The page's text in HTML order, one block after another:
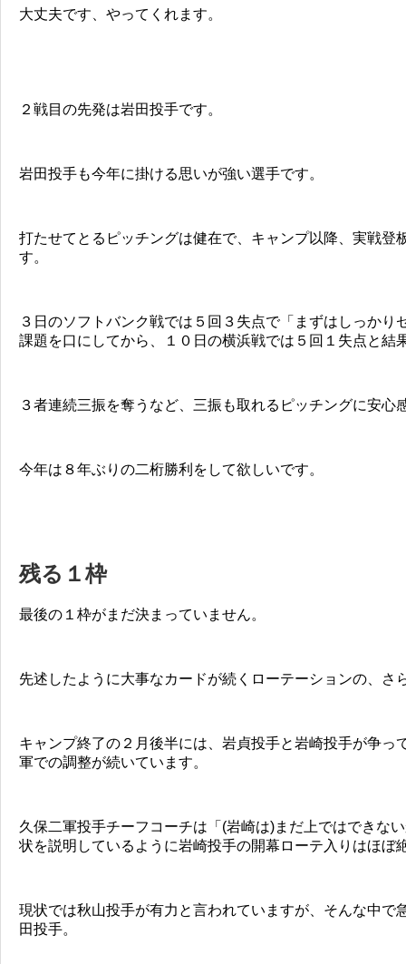
大丈夫です、やってくれます。
２戦目の先発は岩田投手です。
岩田投手も今年に掛ける思いが強い選手です。
打たせてとるピッチングは健在で、キャンプ以降、実戦登
す。
３日のソフトバンク戦では５回３失点で「まずはしっかり
課題を口にしてから、１０日の横浜戦では５回１失点と結
３者連続三振を奪うなど、三振も取れるピッチングに安心
今年は８年ぶりの二桁勝利をして欲しいです。
残る１枠
最後の１枠がまだ決まっていません。
先述したように大事なカードが続くローテーションの、さ
キャンプ終了の２月後半には、岩貞投手と岩崎投手が争っ
軍での調整が続いています。
久保二軍投手チーフコーチは「(岩崎は)まだ上ではできな
状を説明しているように岩崎投手の開幕ローテ入りはほぼ
現状では秋山投手が有力と言われていますが、そんな中で
田投手。